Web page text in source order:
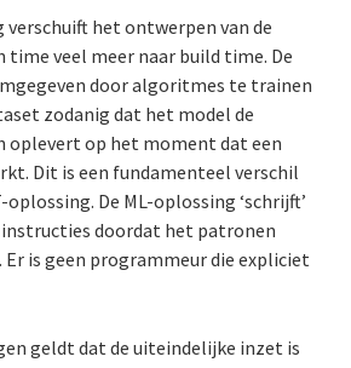
verschuift het ontwerpen van de
time veel meer naar build time. De
door algoritmes te trainen
zodanig dat het model de
oplevert op het moment dat een
Dit is een fundamenteel verschil
De ML-oplossing ‘schrijft’
doordat het patronen
is geen programmeur die expliciet
geldt dat de uiteindelijke inzet is